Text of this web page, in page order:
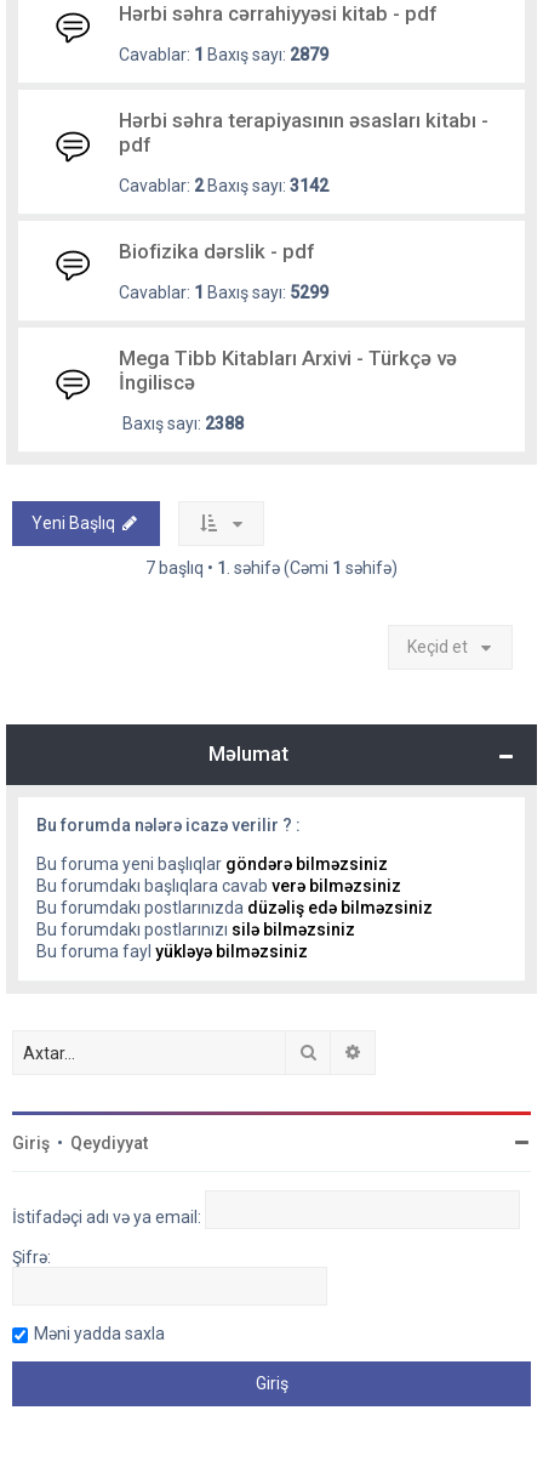
Hərbi səhra cərrahiyyəsi kitab - pdf
Cavablar: 1 Baxış sayı: 2879
Hərbi səhra terapiyasının əsasları kitabı -
pdf
Cavablar: 2Baxış sayı: 3142
Biofizika dərslik - pdf
Cavablar: 1 Baxış sayı: 5299
Mega Tibb Kitabları Arxivi - Türkçə və
İngiliscə
Baxış sayı: 2388
Yeni Başlıq
7 başlıq • 1 . səhifə (Cəmi 1 səhifə)
Keçid et
Məlumat
Bu forumda nələrə icazə verilir ? :
Bu foruma yeni başlıqlar göndərə bilməzsiniz
Bu forumdakı başlıqlara cavab verə bilməzsiniz
Bu forumdakı postlarınızda düzəliş edə bilməzsiniz
Bu forumdakı postlarınızı silə bilməzsiniz
Bu foruma fayl yükləyə bilməzsiniz
Axtar
Giriş • Qeydiyyat
İstifadəçi adı və ya email:
Şifrə:
Məni yadda saxla